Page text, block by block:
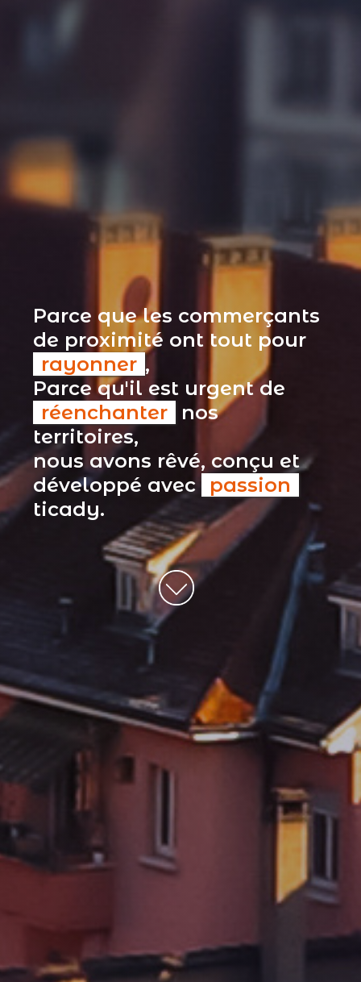
Parce que les commerçants
de proximité ont tout pour
rayonner ,
Parce qu'il est urgent de
réenchanter
nos
territoires,
nous avons rêvé, conçu et
développé avec passion
ticady.